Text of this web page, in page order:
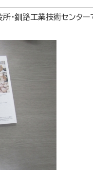
・釧路工業技術センター